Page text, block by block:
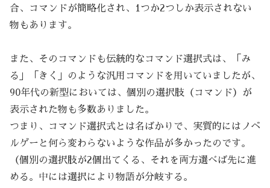
合、コマンドが簡略化され、1つか2つしか表示されない
物もあります。
また、そのコマンドも伝統的なコマンド選択式は、「み
る」「きく」のような汎用コマンドを用いていましたが、
90年代の新型においては、個別の選択肢（コマンド）が
表示された物も多数ありました。
つまり、コマンド選択式とは名ばかりで、実質的にはノベ
ルゲーと何ら変わらないような作品が多かったのです。
（個別の選択肢が2個出てくる、それを両方選べば先に進
める。中には選択により物語が分岐する。